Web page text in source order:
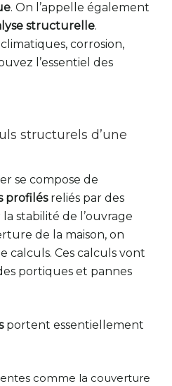
. On l’appelle également
structurelle.
corrosion,
l’essentiel des
structurels d’une
se compose de
profilésreliés par des
stabilité de l’ouvrage
de la maison, on
calculs. Ces calculs vont
portiques et pannes
portent essentiellement
comme la couverture